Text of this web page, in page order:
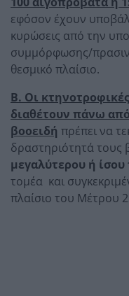
εφόσον έχουν
κυρώσεις από την
συμμόρφωσης/
θεσμικό πλαίσιο.
Β. Οι
διαθέτουν πάνω
βοοειδή πρέπει να
δραστηριότητά τους
μεγαλύτερου ή ίσου
τομέα και
πλαίσιο του Μέτρου